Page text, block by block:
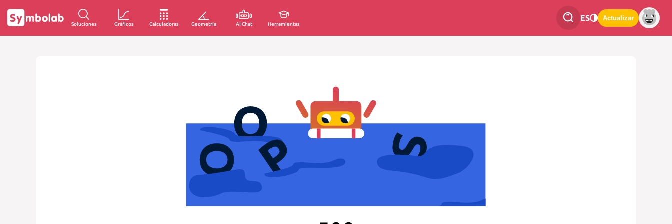
Soluciones Gráficos Calculadoras Geometría AI Chat Herramientas
ES Actualizar